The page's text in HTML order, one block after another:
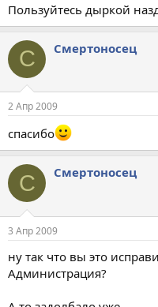
Пользуйтесь дыркой
С Смертоносец
2 Апр 2009
спасибо
С Смертоносец
3 Апр 2009
ну так что вы это
Администрация?